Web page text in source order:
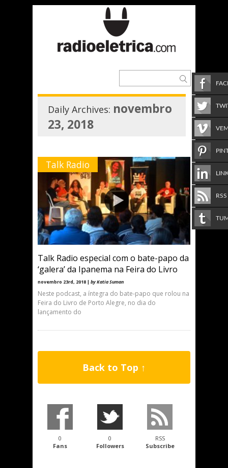
Daily Archives: novembro
23, 2018
Talk Radio
Talk Radio especial com o bate-papo da
‘galera’ da Ipanema na Feira do Livro
novembro 23rd, 2018 | by Katia Suman
Neste podcast, a íntegra do bate-papo que rolou na
Feira do Livro de Porto Alegre, no dia do
lançamento do
Back to Top ↑
0
Fans
0
Followers
RSS
Subscribe
RSS